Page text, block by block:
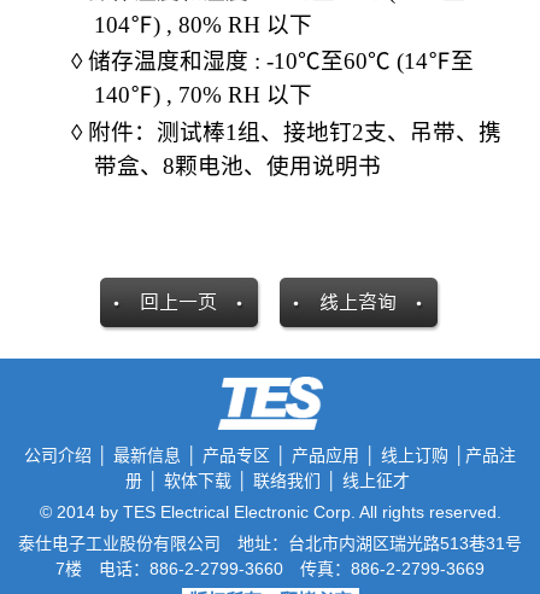
104℉) , 80% RH 以下
◊储存温度和湿度 : -10℃至60℃ (14℉至
140℉) , 70% RH 以下
◊ 附件： 测试棒1 组、接地钉2支、吊带、携
带盒、 8颗电池、使用说明书
公司介绍 最新信息 产品专区 产品应用 线上订购
产品注
册
软体下载 联络我们
线上征才
© 2014 by TES Electrical Electronic Corp. All rights reserved.
泰仕电子工业股份有限公司 地址：台北市内湖区瑞光路513巷31号
7楼 电话：886-2-2799-3660 传真：886-2-2799-3669